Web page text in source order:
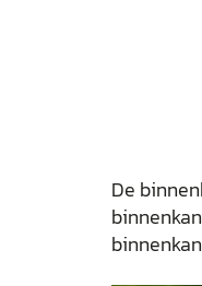
De